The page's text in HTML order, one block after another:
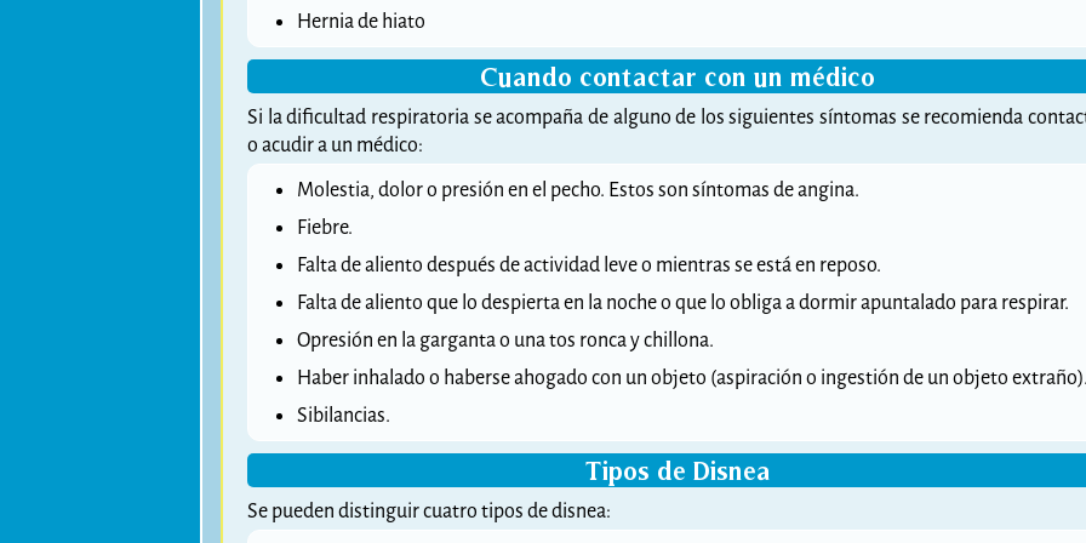
Hernia de hiato
Cuando contactar con un médico
Si la dificultad respiratoria se acompaña de alguno de los siguientes síntomas se recomienda
o acudir a un médico:
Molestia, dolor o presión en el pecho. Estos son síntomas de angina.
Fiebre.
Falta de aliento después de actividad leve o mientras se está en reposo.
Falta de aliento que lo despierta en la noche o que lo obliga a dormir apuntalado para respirar.
Opresión en la garganta o una tos ronca y chillona.
Haber inhalado o haberse ahogado con un objeto (aspiración o ingestión de un objeto extraño).
Sibilancias.
Tipos de Disnea
Se pueden distinguir cuatro tipos de disnea: